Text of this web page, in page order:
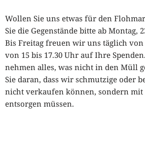
Wollen Sie uns etwas für den
Sie die Gegenstände bitte ab Montag,
Bis Freitag freuen wir uns täglich von
von 15 bis 17.30 Uhr auf Ihre
nehmen alles, was nicht in den Müll
Sie daran, dass wir schmutzige oder
nicht verkaufen können, sondern
entsorgen müssen.